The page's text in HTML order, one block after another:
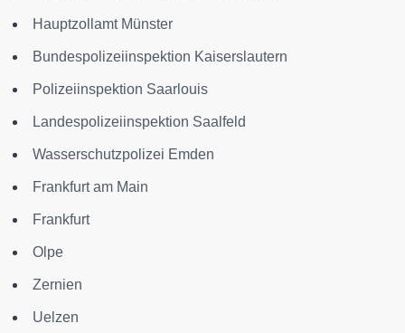
Hauptzollamt Münster
Bundespolizeiinspektion Kaiserslautern
Polizeiinspektion Saarlouis
Landespolizeiinspektion Saalfeld
Wasserschutzpolizei Emden
Frankfurt am Main
Frankfurt
Olpe
Zernien
Uelzen